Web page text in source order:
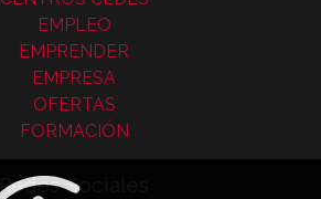
EMPLEO
EMPRENDER
EMPRESA
OFERTAS
FORMACIÓN
Redes Sociales